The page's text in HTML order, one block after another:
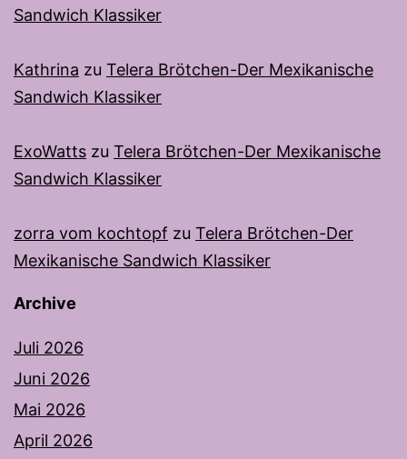
Sandwich Klassiker
Kathrina zu Telera Brötchen-Der Mexikanische
Sandwich Klassiker
ExoWatts zu Telera Brötchen-Der Mexikanische
Sandwich Klassiker
zorra vom kochtopf zu Telera Brötchen-Der
Mexikanische Sandwich Klassiker
Archive
Juli 2026
Juni 2026
Mai 2026
April 2026